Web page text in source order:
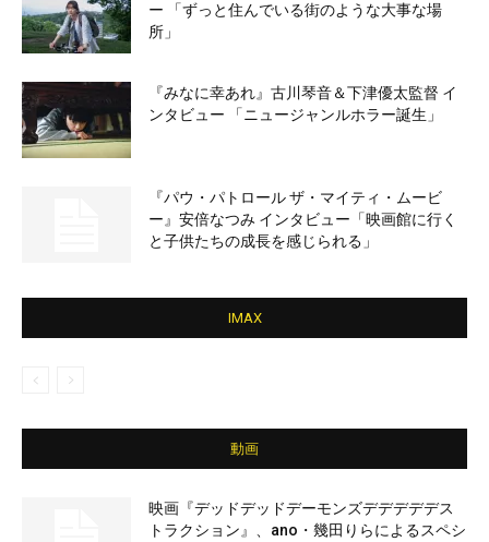
ー 「ずっと住んでいる街のような大事な場
所」
『みなに幸あれ』古川琴音＆下津優太監督 イ
ンタビュー 「ニュージャンルホラー誕生」
『パウ・パトロール ザ・マイティ・ムービ
ー』安倍なつみ インタビュー「映画館に行く
と子供たちの成長を感じられる」
IMAX
動画
映画『デッドデッドデーモンズデデデデデス
トラクション』、ano・幾田りらによるスペシ